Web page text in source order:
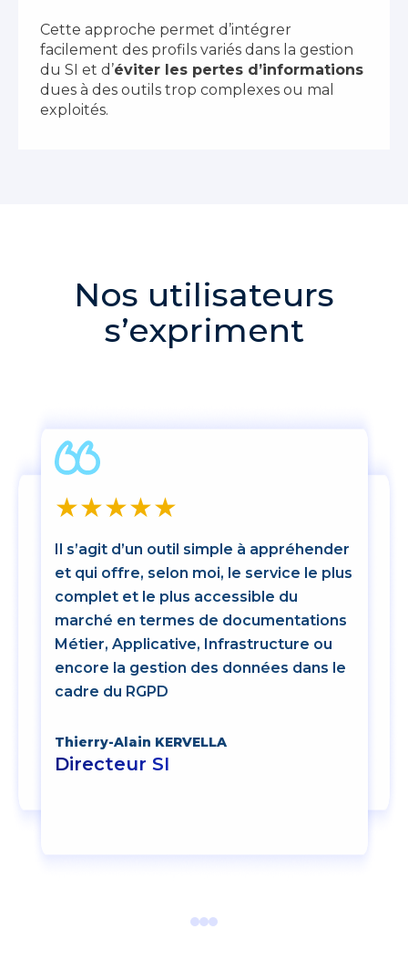
Cette approche permet d’intégrer
facilement des profils variés dans la gestion
du SI et d’éviter les pertes d’informations
dues à des outils trop complexes ou mal
exploités.
Nos utilisateurs
s’expriment
★★★★★
Il s’agit d’un outil simple à appréhender
et qui offre, selon moi, le service le plus
complet et le plus accessible du
marché en termes de documentations
Métier, Applicative, Infrastructure ou
encore la gestion des données dans le
cadre du RGPD
Thierry-Alain KERVELLA
Directeur SI